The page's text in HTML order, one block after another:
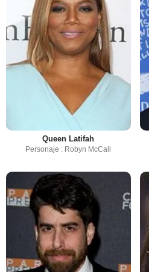
Queen Latifah
Personaje : Robyn McCall